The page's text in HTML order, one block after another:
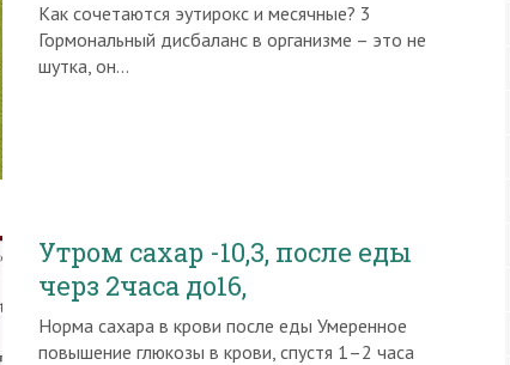
Как сочетаются эутирокс и месячные? 3
Гормональный дисбаланс в организме – это не
шутка, он…
Утром сахар -10,3, после еды
черз 2часа до16,
Норма сахара в крови после еды Умеренное
повышение глюкозы в крови, спустя 1–2 часа